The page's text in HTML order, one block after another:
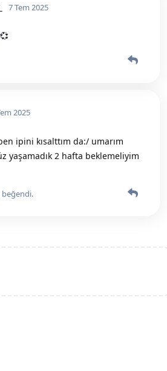
7 Tem 2025
💞
2025
ipini kısalttım da:/ umarım
yaşamadık 2 hafta beklemeliyim
.